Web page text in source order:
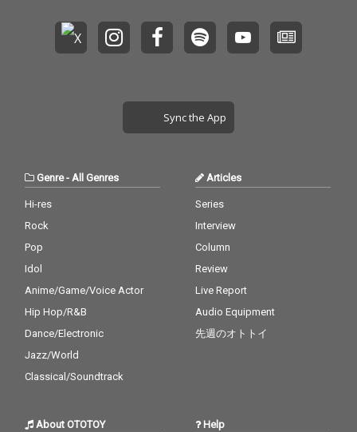
Sync the App
Genre- All Genres
Hi-res
Rock
Pop
Idol
Anime/Game/Voice Actor
Hip Hop/R&B
Dance/Electronic
Jazz/World
Classical/Soundtrack
Articles
Series
Interview
Column
Review
Live Report
Audio Equipment
先週のオトトイ
About OTOTOY Help